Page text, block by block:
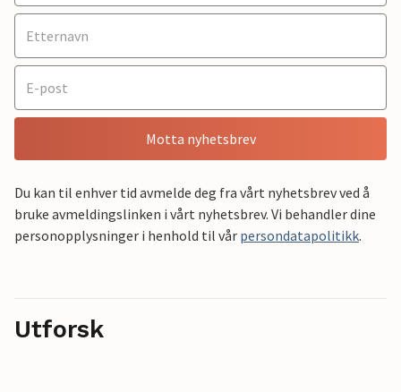
Motta nyhetsbrev
Du kan til enhver tid avmelde deg fra vårt nyhetsbrev ved å
bruke avmeldingslinken i vårt nyhetsbrev. Vi behandler dine
personopplysninger i henhold til vår persondatapolitikk.
Utforsk